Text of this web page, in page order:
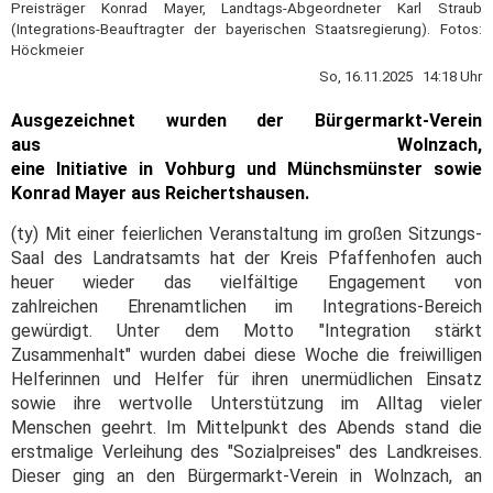
Preisträger Konrad Mayer, Landtags-Abgeordneter Karl Straub
(Integrations-Beauftragter der bayerischen Staatsregierung). Fotos:
Höckmeier
So, 16.11.2025 14:18 Uhr
Ausgezeichnet wurden der Bürgermarkt-Verein
aus Wolnzach,
eine Initiative in Vohburg und Münchsmünster sowie
Konrad Mayer aus Reichertshausen.
(ty) Mit einer feierlichen Veranstaltung im großen Sitzungs-
Saal des Landratsamts hat der Kreis Pfaffenhofen auch
heuer wieder das vielfältige Engagement von
zahlreichen Ehrenamtlichen im Integrations-Bereich
gewürdigt. Unter dem Motto "Integration stärkt
Zusammenhalt" wurden dabei diese Woche die freiwilligen
Helferinnen und Helfer für ihren unermüdlichen Einsatz
sowie ihre wertvolle Unterstützung im Alltag vieler
Menschen geehrt. Im Mittelpunkt des Abends stand die
erstmalige Verleihung des "Sozialpreises" des Landkreises.
Dieser ging an den Bürgermarkt-Verein in Wolnzach, an